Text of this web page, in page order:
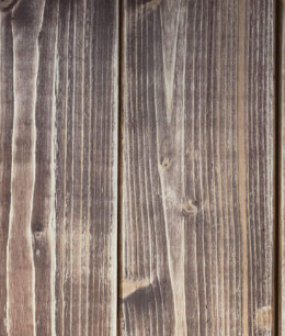
Rückblicke
Newsletter
Die LandesEhrenamtsagentur
Publikationen
Ansprechpartner
Ehrenamt hat viele
Finde dein
Ehrenamtssuchmaschine
Freiwilliges Soziales
Koordinierungszentren für
Engagierte Stadt
Freiwilligendienste
Freiwilligentage
Hessen hilft Ukraine